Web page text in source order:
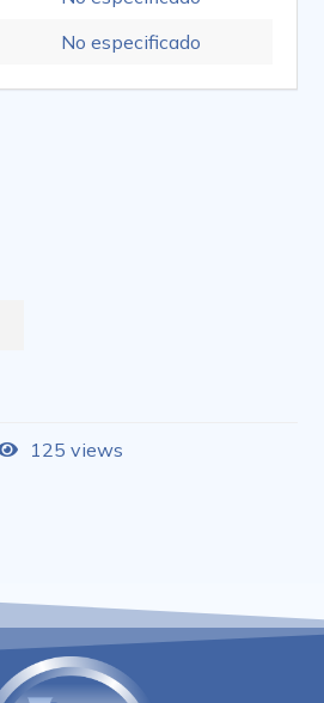
No especificado
125 views